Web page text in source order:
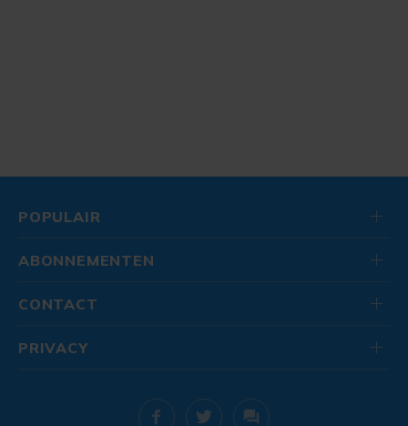
POPULAIR
ABONNEMENTEN
CONTACT
PRIVACY